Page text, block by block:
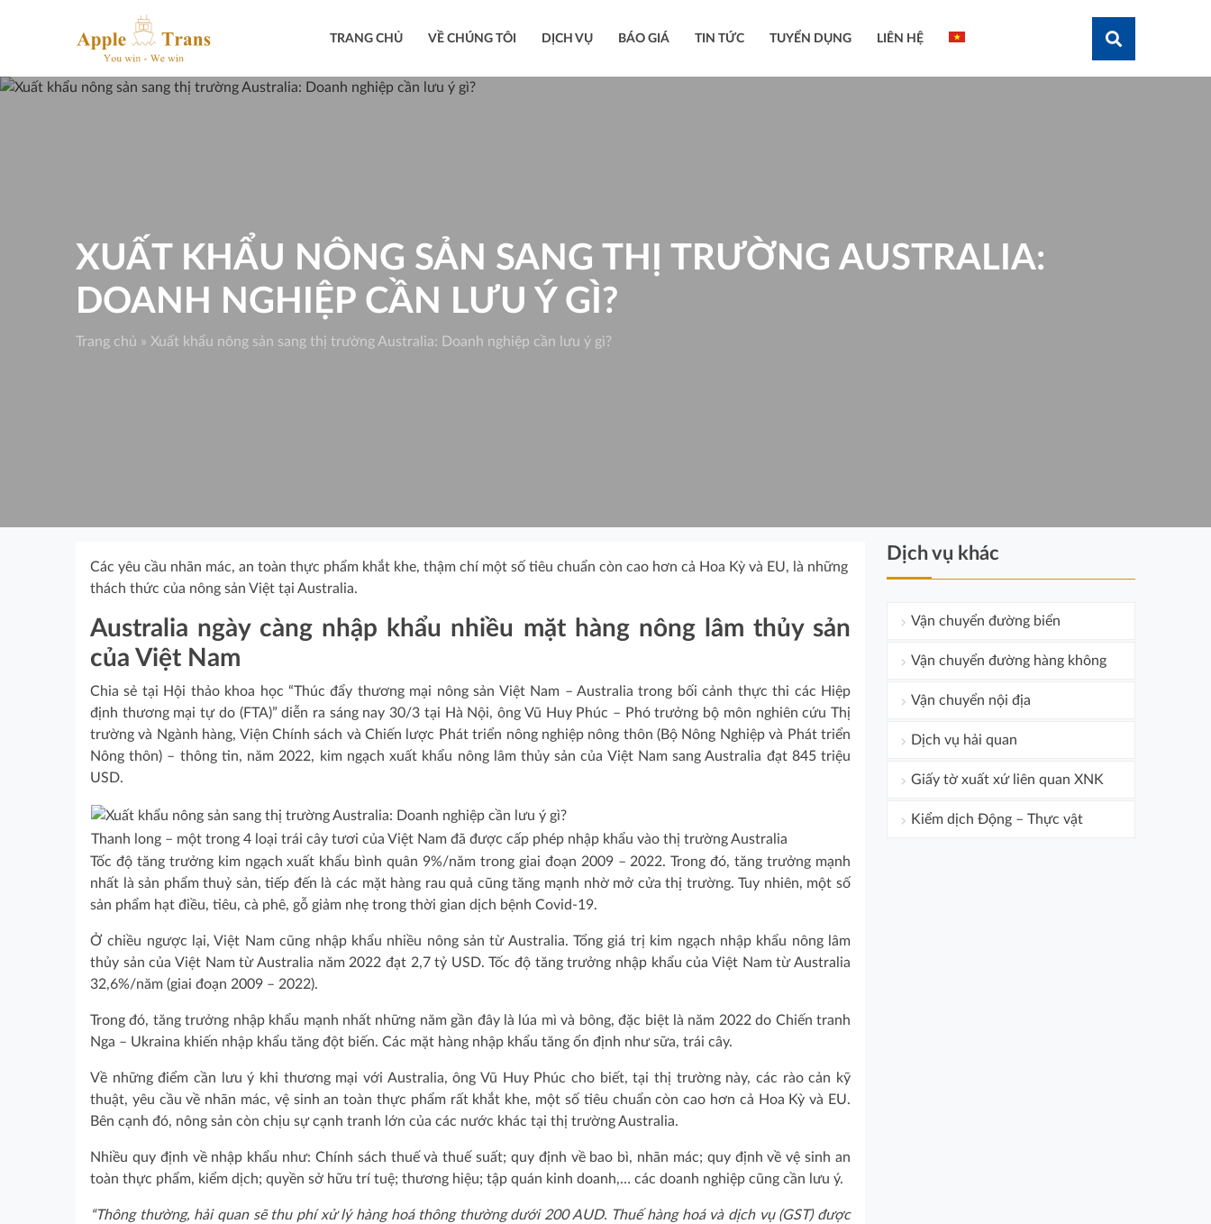
TRANG CHỦ VỀ CHÚNG TÔI DỊCH VỤ BÁO GIÁ TIN TỨC TUYỂN DỤNG LIÊN HỆ
XUẤT KHẨU NÔNG SẢN SANG THỊ TRƯỜNG AUSTRALIA:
DOANH NGHIỆP CẦN LƯU Ý GÌ?
Trang chủ » Xuất khẩu nông sản sang thị trường Australia: Doanh nghiệp cần lưu ý gì?
Các yêu cầu nhãn mác, an toàn thực phẩm khắt khe, thậm chí một số tiêu chuẩn còn cao hơn cả Hoa Kỳ và EU, là những
thách thức của nông sản Việt tại Australia.
Australia ngày càng nhập khẩu nhiều mặt hàng nông lâm thủy sản
của Việt Nam
Chia sẻ tại Hội thảo khoa học “Thúc đẩy thương mại nông sản Việt Nam – Australia trong bối cảnh thực thi các Hiệp
định thương mại tự do (FTA)” diễn ra sáng nay 30/3 tại Hà Nội, ông Vũ Huy Phúc – Phó trưởng bộ môn nghiên cứu Thị
trường và Ngành hàng, Viện Chính sách và Chiến lược Phát triển nông nghiệp nông thôn (Bộ Nông Nghiệp và Phát triển
Nông thôn) – thông tin, năm 2022, kim ngạch xuất khẩu nông lâm thủy sản của Việt Nam sang Australia đạt 845 triệu
USD.
Thanh long – một trong 4 loại trái cây tươi của Việt Nam đã được cấp phép nhập khẩu vào thị trường Australia
Tốc độ tăng trưởng kim ngạch xuất khẩu bình quân 9%/năm trong giai đoạn 2009 – 2022. Trong đó, tăng trưởng mạnh
nhất là sản phẩm thuỷ sản, tiếp đến là các mặt hàng rau quả cũng tăng mạnh nhờ mở cửa thị trường. Tuy nhiên, một số
sản phẩm hạt điều, tiêu, cà phê, gỗ giảm nhẹ trong thời gian dịch bệnh Covid-19.
Ở chiều ngược lại, Việt Nam cũng nhập khẩu nhiều nông sản từ Australia. Tổng giá trị kim ngạch nhập khẩu nông lâm
thủy sản của Việt Nam từ Australia năm 2022 đạt 2,7 tỷ USD. Tốc độ tăng trưởng nhập khẩu của Việt Nam từ Australia
32,6%/năm (giai đoạn 2009 – 2022).
Trong đó, tăng trưởng nhập khẩu mạnh nhất những năm gần đây là lúa mì và bông, đặc biệt là năm 2022 do Chiến tranh
Nga – Ukraina khiến nhập khẩu tăng đột biến. Các mặt hàng nhập khẩu tăng ổn định như sữa, trái cây.
Về những điểm cần lưu ý khi thương mại với Australia, ông Vũ Huy Phúc cho biết, tại thị trường này, các rào cản kỹ
thuật, yêu cầu về nhãn mác, vệ sinh an toàn thực phẩm rất khắt khe, một số tiêu chuẩn còn cao hơn cả Hoa Kỳ và EU.
Bên cạnh đó, nông sản còn chịu sự cạnh tranh lớn của các nước khác tại thị trường Australia.
Nhiều quy định về nhập khẩu như: Chính sách thuế và thuế suất; quy định về bao bì, nhãn mác; quy định về vệ sinh an
toàn thực phẩm, kiểm dịch; quyền sở hữu trí tuệ; thương hiệu; tập quán kinh doanh,… các doanh nghiệp cũng cần lưu ý.
“Thông thường, hải quan sẽ thu phí xử lý hàng hoá thông thường dưới 200 AUD. Thuế hàng hoá và dịch vụ (GST) được
Dịch vụ khác
Vận chuyển đường biển
Vận chuyển đường hàng không
Vận chuyển nội địa
Dịch vụ hải quan
Giấy tờ xuất xứ liên quan XNK
Kiểm dịch Động – Thực vật